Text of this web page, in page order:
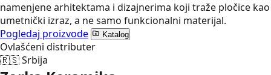
namenjene arhitektama i dizajnerima koji traže pločice kao
umetnički izraz, a ne samo funkcionalni materijal.
Pogledaj proizvode
Katalog
Ovlašćeni distributer
🇷🇸Srbija